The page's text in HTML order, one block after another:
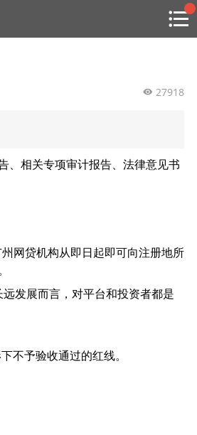
27918
、相关专项审计报告、法律意见书
网贷机构从即日起即可向注册地所
发展而言，对平台和投资者都是
不予验收通过的红线。
投融资信息平台）